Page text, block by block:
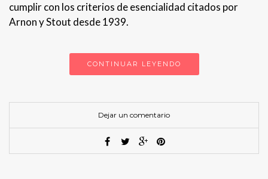
cumplir con los criterios de esencialidad citados por
Arnon y Stout desde 1939.
CONTINUAR LEYENDO
Dejar un comentario